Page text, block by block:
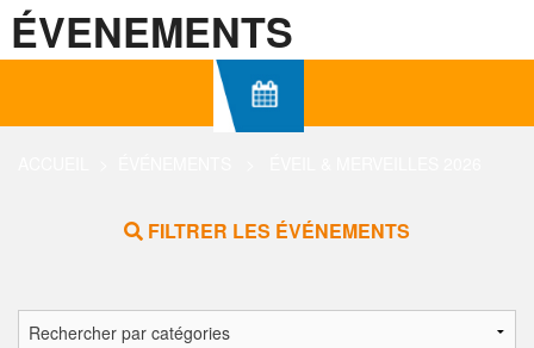
ÉVENEMENTS
FILTRER LES ÉVÉNEMENTS